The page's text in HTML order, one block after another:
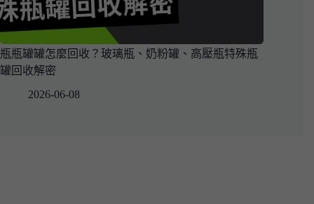
瓶瓶罐罐怎麼回收？玻璃瓶、奶粉罐、高壓瓶特殊瓶
罐回收解密
2026-06-08